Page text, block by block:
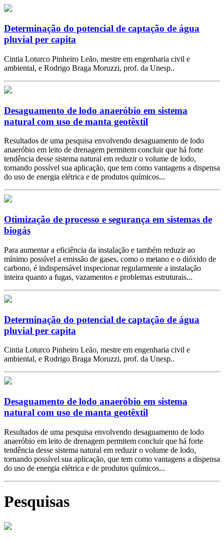
Determinação do potencial de captação de água
pluvial per capita
Cintia Loturco Pinheiro Leão, mestre em engenharia civil e
ambiental, e Rodrigo Braga Moruzzi, prof. da Unesp..
Desaguamento de lodo anaeróbio em sistema
natural com uso de manta geotêxtil
Resultados de uma pesquisa envolvendo desaguamento de lodo
anaeróbio em leito de drenagem permitem concluir que há forte
tendência desse sistema natural em reduzir o volume de lodo,
tornando possível sua aplicação, que tem como vantagens a dispensa
do uso de energia elétrica e de produtos químicos...
Otimização de processo e segurança em sistemas de
biogás
Para aumentar a eficiência da instalação e também reduzir ao
mínimo possível a emissão de gases, como o metano e o dióxido de
carbono, é indispensável inspecionar regularmente a instalação
inteira quanto a fugas, vazamentos e problemas estruturais...
Determinação do potencial de captação de água
pluvial per capita
Cintia Loturco Pinheiro Leão, mestre em engenharia civil e
ambiental, e Rodrigo Braga Moruzzi, prof. da Unesp..
Desaguamento de lodo anaeróbio em sistema
natural com uso de manta geotêxtil
Resultados de uma pesquisa envolvendo desaguamento de lodo
anaeróbio em leito de drenagem permitem concluir que há forte
tendência desse sistema natural em reduzir o volume de lodo,
tornando possível sua aplicação, que tem como vantagens a dispensa
do uso de energia elétrica e de produtos químicos...
Pesquisas